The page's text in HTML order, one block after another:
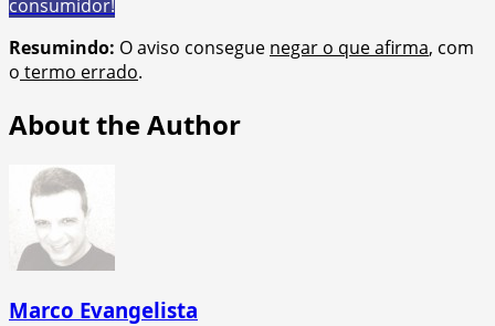
consumidor!
Resumindo: O aviso consegue negar o que afirma, com
o termo errado.
About the Author
Marco Evangelista